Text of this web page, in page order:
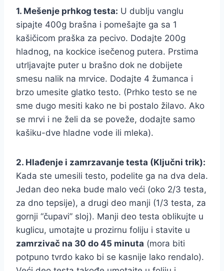
1. Mešenje prhkog testa: U dublju vanglu
sipajte 400g brašna i pomešajte ga sa 1
kašičicom praška za pecivo. Dodajte 200g
hladnog, na kockice isečenog putera. Prstima
utrljavajte puter u brašno dok ne dobijete
smesu nalik na mrvice. Dodajte 4 žumanca i
brzo umesite glatko testo. (Prhko testo se ne
sme dugo mesiti kako ne bi postalo žilavo. Ako
se mrvi i ne želi da se poveže, dodajte samo
kašiku-dve hladne vode ili mleka).
2. Hlađenje i zamrzavanje testa (Ključni trik):
Kada ste umesili testo, podelite ga na dva dela.
Jedan deo neka bude malo veći (oko 2/3 testa,
za dno tepsije), a drugi deo manji (1/3 testa, za
gornji “čupavi” sloj). Manji deo testa oblikujte u
kuglicu, umotajte u prozirnu foliju i stavite u
zamrzivač na 30 do 45 minuta (mora biti
potpuno tvrdo kako bi se kasnije lako rendalo).